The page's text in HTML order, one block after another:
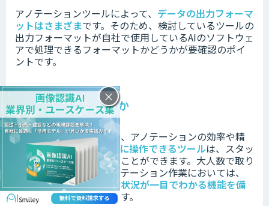
アノテーションツールによって、 データの出力フォーマ
ットはさまざまです。 そのため、検討しているツールの
出力フォーマットが自社で使用しているAIのソフトウェ
アで処理できるフォーマットかどうかが要確認のポイ
ントです。
操作性・機能は良いか
ツールの操作性の高さは、アノテーションの効率や精
度に影響します。直感的に操作できるツールは、スタッ
フ教育のコストを抑えることができます。 大人数で取り
組むような大規模なアノテーション作業においては、
タスクのアサインや進捗状況が一目でわかる機能を備
えたツールがおすすめです。
×